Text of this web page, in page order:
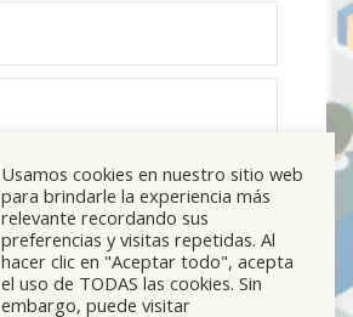
Usamos cookies en nuestro sitio web
para brindarle la experiencia más
relevante recordando sus
preferencias y visitas repetidas. Al
hacer clic en "Aceptar todo", acepta
el uso de TODAS las cookies. Sin
embargo, puede visitar